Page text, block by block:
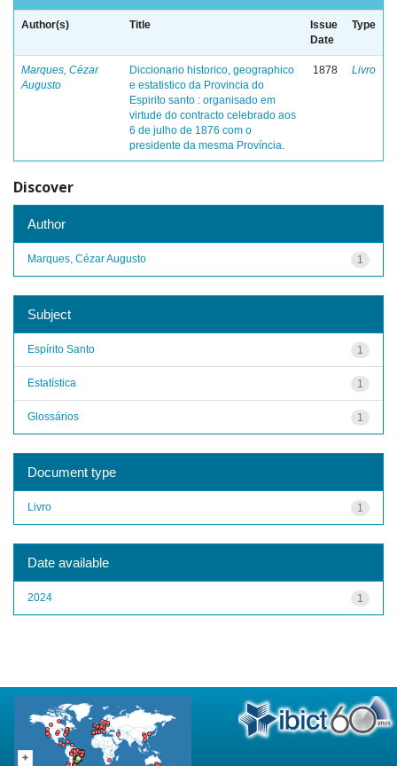
Author(s) Title
Issue
Date
Type
Marques, Cézar
Augusto
Diccionario historico, geographico
e estatistico da Provincia do
Espirito santo : organisado em
virtude do contracto celebrado aos
6 de julho de 1876 com o
presidente da mesma Província.
1878 Livro
Discover
Author
1
Marques, Cézar Augusto
Subject
1
Espírito Santo
1
Estatística
1
Glossários
Document type
1
Livro
Date available
1
2024